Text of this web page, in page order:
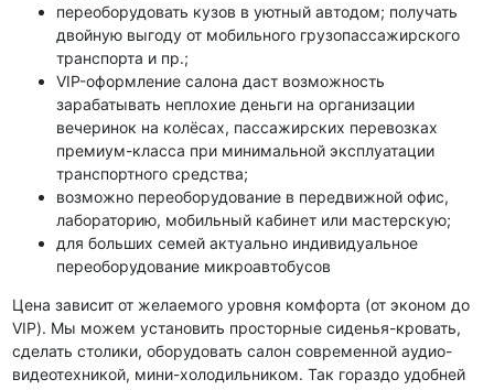
переоборудовать кузов в уютный автодом; получать
двойную выгоду от мобильного грузопассажирского
транспорта и пр.;
VIP-оформление салона даст возможность
зарабатывать неплохие деньги на организации
вечеринок на колёсах, пассажирских перевозках
премиум-класса при минимальной эксплуатации
транспортного средства;
возможно переоборудование в передвижной офис,
лабораторию, мобильный кабинет или мастерскую;
для больших семей актуально индивидуальное
переоборудование микроавтобусов
Цена зависит от желаемого уровня комфорта (от эконом до
VIP). Мы можем установить просторные сиденья-кровать,
сделать столики, оборудовать салон современной аудио-
видеотехникой, мини-холодильником. Так гораздо удобней